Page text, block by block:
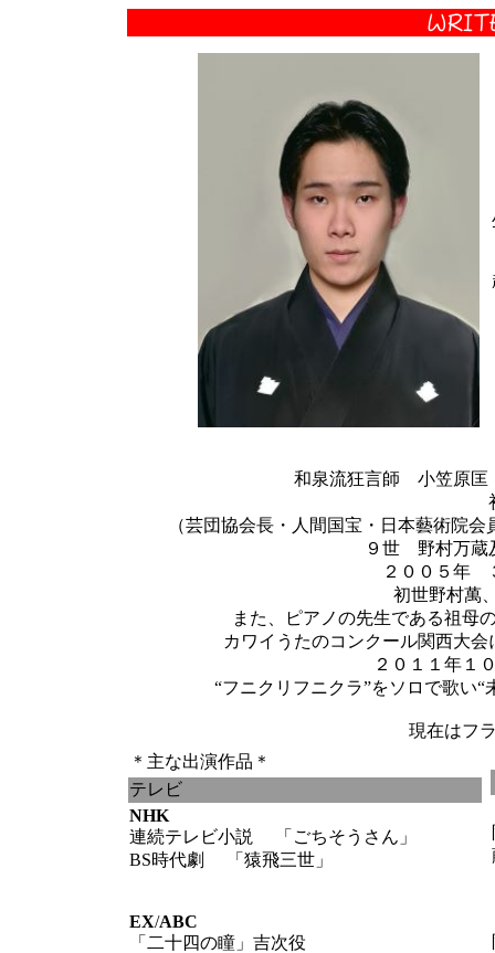
和泉流狂言師 小笠原匡
（芸団協会長・人間国宝・日本藝術院
９世 野村万
２００５年
初世野村萬
また、ピアノの先生である祖
カワイうたのコンクール関西大
２０１１年１
“フニクリフニクラ”をソロ
現在はフ
＊主な出演作品＊
テレビ
NHK
連続テレビ小説 「ごちそうさん」
BS時代劇 「猿飛三世」
EX/ABC
「二十四の瞳」吉次役